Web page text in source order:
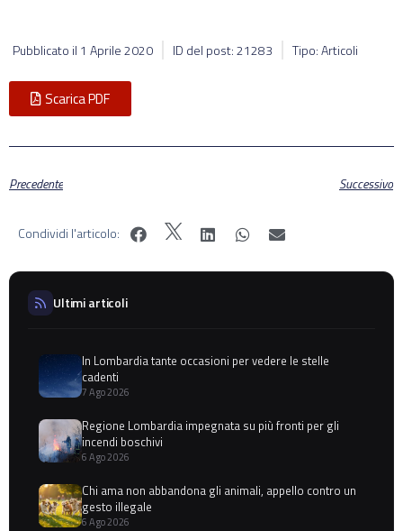
Pubblicato il 1 Aprile 2020 ID del post: 21283 Tipo: Articoli
Scarica PDF
Precedente Successivo
Condividi l'articolo:
Ultimi articoli
In Lombardia tante occasioni per vedere le stelle
cadenti
7 Ago 2026
Regione Lombardia impegnata su più fronti per gli
incendi boschivi
6 Ago 2026
Chi ama non abbandona gli animali, appello contro un
gesto illegale
6 Ago 2026